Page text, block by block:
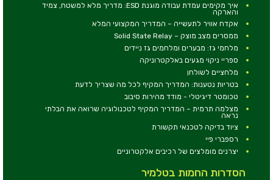
איך מקימים עמדת עבודה מוגנת ESD: מדריך מלא למשטח, צמיד
והארקה
אקדח אוויר לתעשייה – המדריך המקצועי המלא
ממסרים מצב מוצק – Solid State Relay
מלחמי גז: מבערים ומלחמים גז ניידים
ספריי ניקוי מגעים באלקטרוניקה
מלחציים לשולחן
בטריות נטענות: המדריך המקיף לכל מה שצריך לדעת
טכומטר דיגיטלי - מודד מהירות סיבוב
מצלמה תרמית – המדריך המקיף לטכנולוגיה שרואה את הבלתי
נראה
ציוד בדיקה לטכנאי תקשורת
רספברי פיי
יצרנים מומלצים של רכיבים אלקטרוניים
הסדרות החמות בטלמיר